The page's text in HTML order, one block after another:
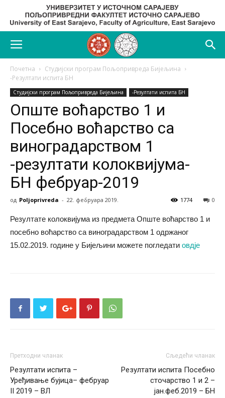
Почетна
Студијски програм Пољопривреда Бијељина
-Резултати испита БН
Студијски програм Пољопривреда Бијељина -Резултати испита БН
Опште воћарство 1 и
Посебно воћарство са
виноградарством 1
-резултати колоквијума-
БН фебруар-2019
од Poljoprivreda - 22. фебруара 2019. 0
1774
Резултате колоквијума из предмета Опште воћарство 1 и
посебно воћарство са виноградарством 1 одржаног
15.02.2019. године у Бијељини можете погледати овдје
Претходни чланак
Резултати испита –
Уређивање бујица– фебруар
II 2019 – ВЛ
Сљедећи чланак
Резултати испита Посебно
сточарство 1 и 2 –
јан.феб.2019 – БН